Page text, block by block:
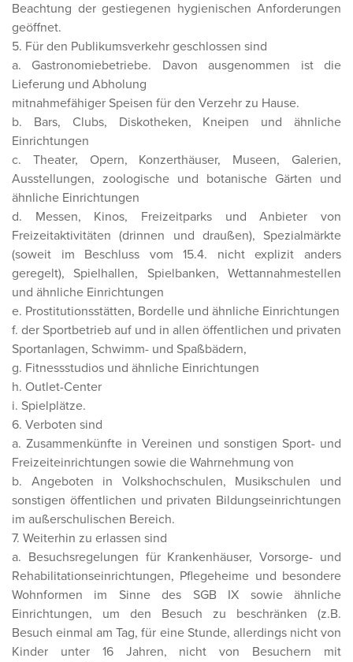
Beachtung der gestiegenen hygienischen Anforderungen
geöffnet.
5. Für den Publikumsverkehr geschlossen sind
a. Gastronomiebetriebe. Davon ausgenommen ist die
Lieferung und Abholung
mitnahmefähiger Speisen für den Verzehr zu Hause.
b. Bars, Clubs, Diskotheken, Kneipen und ähnliche
Einrichtungen
c. Theater, Opern, Konzerthäuser, Museen, Galerien,
Ausstellungen, zoologische und botanische Gärten und
ähnliche Einrichtungen
d. Messen, Kinos, Freizeitparks und Anbieter von
Freizeitaktivitäten (drinnen und draußen), Spezialmärkte
(soweit im Beschluss vom 15.4. nicht explizit anders
geregelt), Spielhallen, Spielbanken, Wettannahmestellen
und ähnliche Einrichtungen
e. Prostitutionsstätten, Bordelle und ähnliche Einrichtungen
f. der Sportbetrieb auf und in allen öffentlichen und privaten
Sportanlagen, Schwimm- und Spaßbädern,
g. Fitnessstudios und ähnliche Einrichtungen
h. Outlet-Center
i. Spielplätze.
6. Verboten sind
a. Zusammenkünfte in Vereinen und sonstigen Sport- und
Freizeiteinrichtungen sowie die Wahrnehmung von
b. Angeboten in Volkshochschulen, Musikschulen und
sonstigen öffentlichen und privaten Bildungseinrichtungen
im außerschulischen Bereich.
7. Weiterhin zu erlassen sind
a. Besuchsregelungen für Krankenhäuser, Vorsorge- und
Rehabilitationseinrichtungen, Pflegeheime und besondere
Wohnformen im Sinne des SGB IX sowie ähnliche
Einrichtungen, um den Besuch zu beschränken (z.B.
Besuch einmal am Tag, für eine Stunde, allerdings nicht von
Kinder unter 16 Jahren, nicht von Besuchern mit